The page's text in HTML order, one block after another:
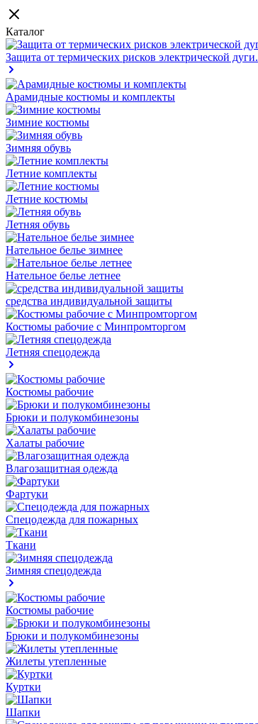
Каталог
Защита от термических рисков электрической дуги.
Арамидные костюмы и комплекты
Зимние костюмы
Зимняя обувь
Летние комплекты
Летние костюмы
Летняя обувь
Нательное белье зимнее
Нательное белье летнее
средства индивидуальной защиты
Костюмы рабочие с Минпромторгом
Летняя спецодежда
Костюмы рабочие
Брюки и полукомбинезоны
Халаты рабочие
Влагозащитная одежда
Фартуки
Спецодежда для пожарных
Ткани
Зимняя спецодежда
Костюмы рабочие
Брюки и полукомбинезоны
Жилеты утепленные
Куртки
Шапки